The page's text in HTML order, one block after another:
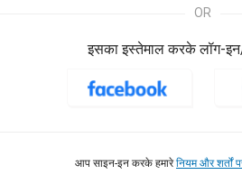
OR
इसका इस्तेमाल करके लॉग-
आप साइन-इन करके हमारेनियम और शर्तों